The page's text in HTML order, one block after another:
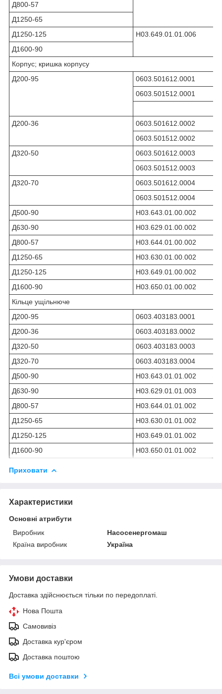
Д800-57
Д1250-65
Д1250-125
Н03.649.01.01.006
Д1600-90
Корпус; кришка корпусу
Д200-95
0603.501612.0001
0603.501512.0001
Д200-36
0603.501612.0002
0603.501512.0002
Д320-50
0603.501612.0003
0603.501512.0003
Д320-70
0603.501612.0004
0603.501512.0004
Д500-90
Н03.643.01.00.002
Д630-90
Н03.629.01.00.002
Д800-57
Н03.644.01.00.002
Д1250-65
Н03.630.01.00.002
Д1250-125
Н03.649.01.00.002
Д1600-90
Н03.650.01.00.002
Кільце ущільнюче
Д200-95
0603.403183.0001
Д200-36
0603.403183.0002
Д320-50
0603.403183.0003
Д320-70
0603.403183.0004
Д500-90
Н03.643.01.01.002
Д630-90
Н03.629.01.01.003
Д800-57
Н03.644.01.01.002
Д1250-65
Н03.630.01.01.002
Д1250-125
Н03.649.01.01.002
Д1600-90
Н03.650.01.01.002
Приховати
Характеристики
Основні атрибути
Виробник
Насосенергомаш
Країна виробник
Україна
Умови доставки
Доставка здійснюється тільки по передоплаті.
Нова Пошта
Самовивіз
Доставка кур'єром
Доставка поштою
Всі умови доставки